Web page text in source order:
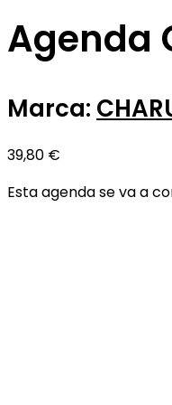
Agenda
Marca:
39,80 €
Esta agenda se va a